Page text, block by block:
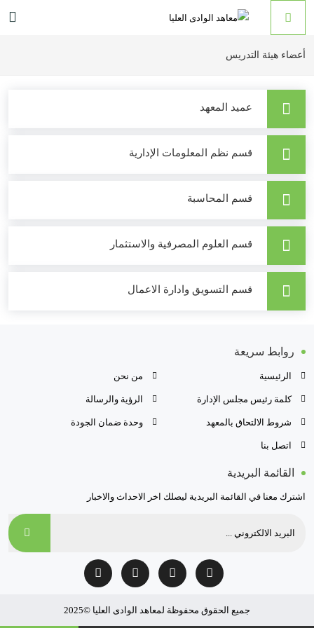
أعضاء هيئة التدريس
عميد المعهد
قسم نظم المعلومات الإدارية
قسم المحاسبة
قسم العلوم المصرفية والاستثمار
قسم التسويق وادارة الاعمال
روابط سريعة
الرئيسية من نحن
كلمة رئيس مجلس الإدارة الرؤية والرسالة
شروط الالتحاق بالمعهد وحدة ضمان الجودة
اتصل بنا
القائمة البريدية
اشترك معنا في القائمة البريدية ليصلك اخر الاحداث والاخبار
جميع الحقوق محفوظة لمعاهد الوادى العليا ©2025